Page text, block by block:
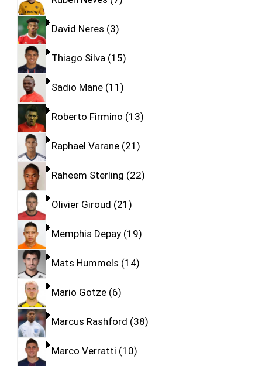
David Neres 3
Thiago Silva 15
Sadio Mane 11
Roberto Firmino 13
Raphael Varane 21
Raheem Sterling 22
Olivier Giroud 21
Memphis Depay 19
Mats Hummels 14
Mario Gotze 6
Marcus Rashford 38
Marco Verratti 10